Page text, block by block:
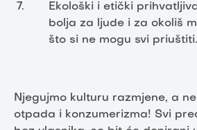
Ekološki i etički
bolja za ljude i za okoliš
što si ne mogu svi priuštiti.
Njegujmo kulturu razmjene, a
otpada i konzumerizma! Svi